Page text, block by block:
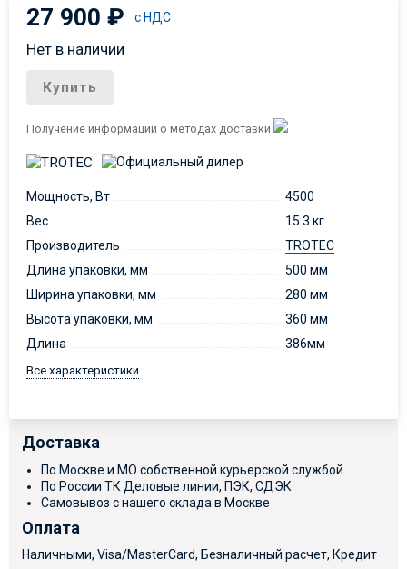
27 900₽ с НДС
Нет в наличии
Купить
Получение информации о методах доставки
Мощность, Вт
4500
Вес
15.3 кг
Производитель
TROTEC
Длина упаковки, мм
500 мм
Ширина упаковки, мм
280 мм
Высота упаковки, мм
360 мм
Длина
386мм
Все характеристики
Доставка
По Москве и МО собственной курьерской службой
По России ТК Деловые линии, ПЭК, СДЭК
Самовывоз с нашего склада в Москве
Оплата
Наличными, Visa/MasterCard, Безналичный расчет, Кредит